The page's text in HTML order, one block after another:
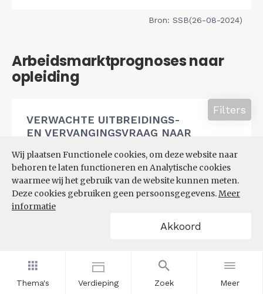
Thema's Verdieping Zoek Meer
Wij plaatsen Functionele cookies, om deze website naar
behoren te laten functioneren en Analytische cookies
waarmee wij het gebruik van de website kunnen meten.
Deze cookies gebruiken geen persoonsgegevens.Meer
informatie
Akkoord
Bron: SSB(26-08-2024)
Arbeidsmarktprognoses naar
opleiding
VERWACHTE UITBREIDINGS-
EN VERVANGINGSVRAAG NAAR
Filters